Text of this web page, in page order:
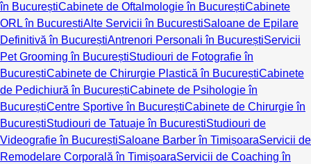
în BucureștiCabinete de Oftalmologie în BucureștiCabinete
ORL în BucureștiAlte Servicii în BucureștiSaloane de Epilare
Definitivă în BucureștiAntrenori Personali în BucureștiServicii
Pet Grooming în BucureștiStudiouri de Fotografie în
BucureștiCabinete de Chirurgie Plastică în BucureștiCabinete
de Pedichiură în BucureștiCabinete de Psihologie în
BucureștiCentre Sportive în BucureștiCabinete de Chirurgie în
BucureștiStudiouri de Tatuaje în BucureștiStudiouri de
Videografie în BucureștiSaloane Barber în TimișoaraServicii de
Remodelare Corporală în TimișoaraServicii de Coaching în